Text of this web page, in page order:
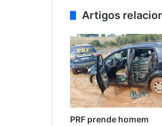
Artigos
PRF prende homem